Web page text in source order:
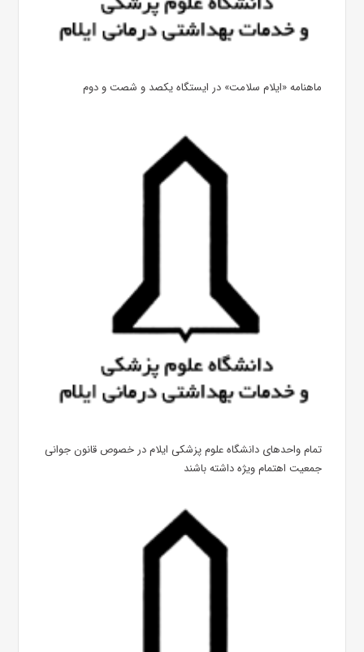
ماهنامه «ایلام سلامت» در ایستگاه یکصد و شصت و دوم
تمام واحدهای دانشگاه علوم پزشکی ایلام در خصوص قانون جوانی
جمعیت اهتمام ویژه داشته باشند